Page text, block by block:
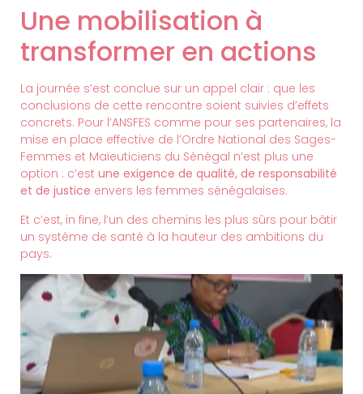
Une mobilisation à
transformer en actions
La journée s’est conclue sur un appel clair : que les
conclusions de cette rencontre soient suivies d’effets
concrets. Pour l’ANSFES comme pour ses partenaires, la
mise en place effective de l’Ordre National des Sages-
Femmes et Maïeuticiens du Sénégal n’est plus une
option : c’est une exigence de qualité, de responsabilité
et de justice envers les femmes sénégalaises.
Et c’est, in fine, l’un des chemins les plus sûrs pour bâtir
un système de santé à la hauteur des ambitions du
pays.